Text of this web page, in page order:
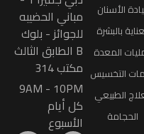
الأسنان
بالبشرة
المعدة
التخسيس
الطبيعي
الحجامة
مباني الحضيبه
للجوائز - بلوك
B الطابق الثالث
مكتب 314
9AM - 10PM
كل أيام
الأسبوع